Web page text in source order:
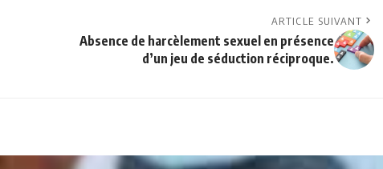
ARTICLE SUIVANT
Absence de harcèlement sexuel en présence
d’un jeu de séduction réciproque.